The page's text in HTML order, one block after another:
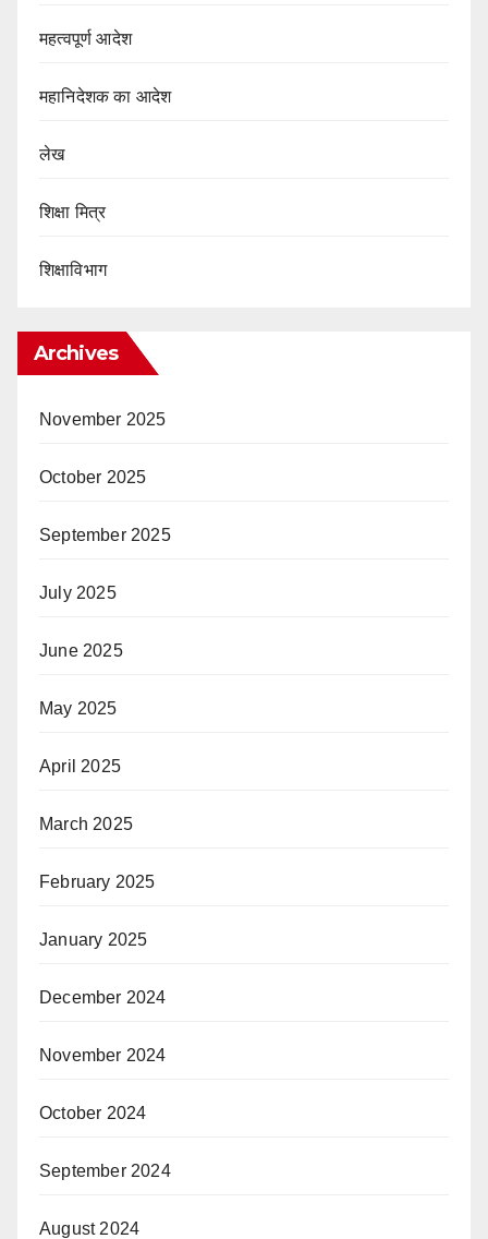
महत्वपूर्ण आदेश
महानिदेशक का आदेश
लेख
शिक्षा मित्र
शिक्षाविभाग
Archives
November 2025
October 2025
September 2025
July 2025
June 2025
May 2025
April 2025
March 2025
February 2025
January 2025
December 2024
November 2024
October 2024
September 2024
August 2024